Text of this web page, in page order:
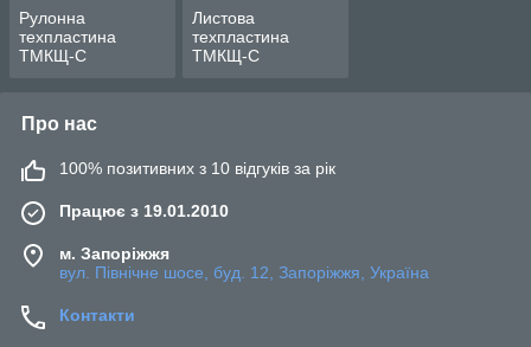
Рулонна
техпластина
ТМКЩ-С
Листова
техпластина
ТМКЩ-С
Про нас
100% позитивних з 10 відгуків за рік
Працює з 19.01.2010
м. Запоріжжя
вул. Північне шосе, буд. 12, Запоріжжя, Україна
Контакти